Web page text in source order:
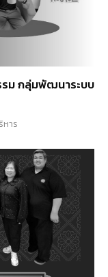
รม กลุ่มพัฒนาระบบ
าร